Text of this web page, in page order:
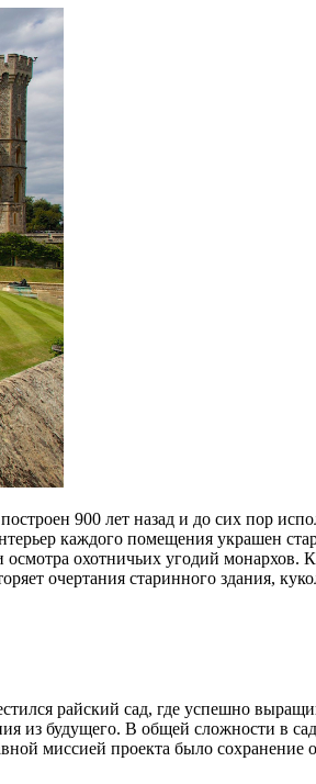
900 лет назад и до сих пор
каждого помещения украшен
охотничьих угодий монархов.
очертания старинного здания,
райский сад, где успешно
из будущего. В общей сложности в
миссией проекта было